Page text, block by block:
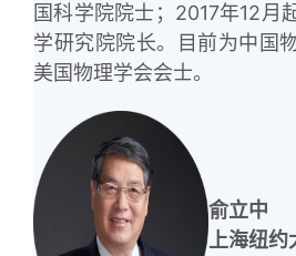
国科学院院士；2017年12月
学研究院院长。目前为中国
美国物理学会会士。
俞立中
上海纽约